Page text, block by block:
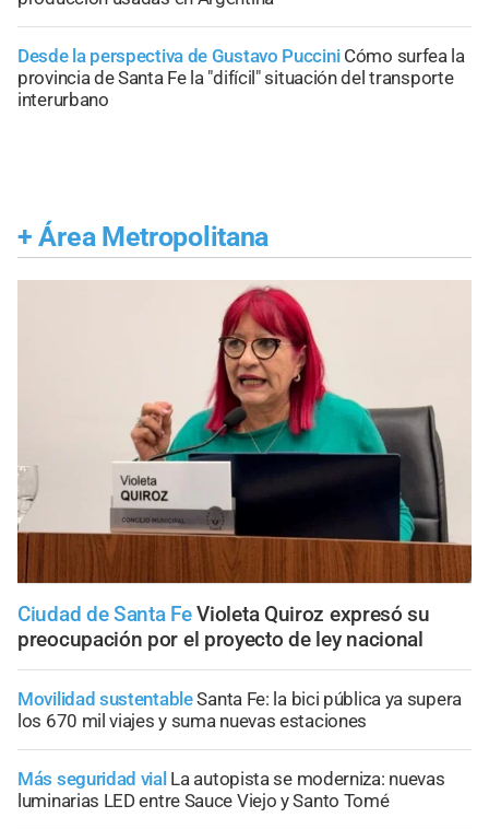
Desde la perspectiva de Gustavo Puccini Cómo surfea la
provincia de Santa Fe la "difícil" situación del transporte
interurbano
+ Área Metropolitana
Ciudad de Santa Fe Violeta Quiroz expresó su
preocupación por el proyecto de ley nacional
Movilidad sustentableSanta Fe: la bici pública ya supera
los 670 mil viajes y suma nuevas estaciones
Más seguridad vial La autopista se moderniza: nuevas
luminarias LED entre Sauce Viejo y Santo Tomé